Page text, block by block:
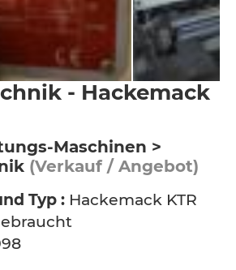
- Hackemack
Maschinen >
(Verkauf / Angebot)
Typ : Hackemack KTR